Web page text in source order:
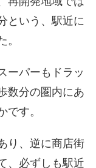
という、駅近に
ーパーもドラッ
数分の圏内にあ
です。
り、逆に商店街
、必ずしも駅近